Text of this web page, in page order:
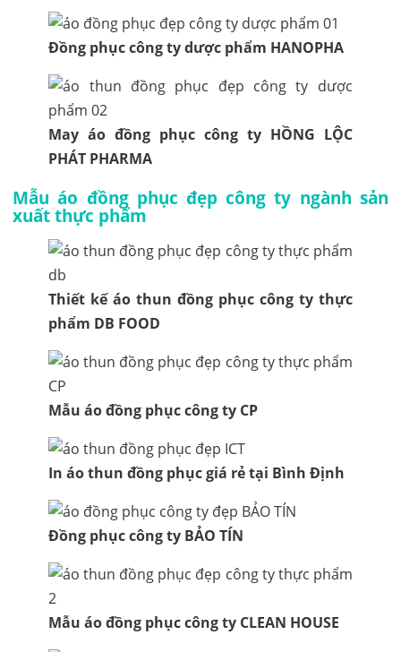
Đồng phục công ty dược phẩm HANOPHA
May áo đồng phục công ty HỒNG LỘC
PHÁT PHARMA
Mẫu áo đồng phục đẹp công ty ngành sản
xuất thực phẩm
Thiết kế áo thun đồng phục công ty thực
phẩm DB FOOD
Mẫu áo đồng phục công ty CP
In áo thun đồng phục giá rẻ tại Bình Định
Đồng phục công ty BẢO TÍN
Mẫu áo đồng phục công ty CLEAN HOUSE